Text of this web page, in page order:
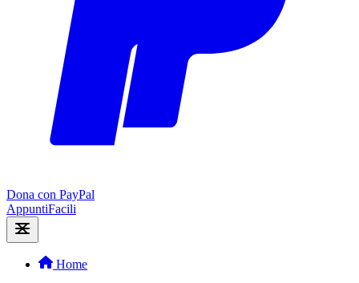
Dona con PayPal
AppuntiFacili
Home